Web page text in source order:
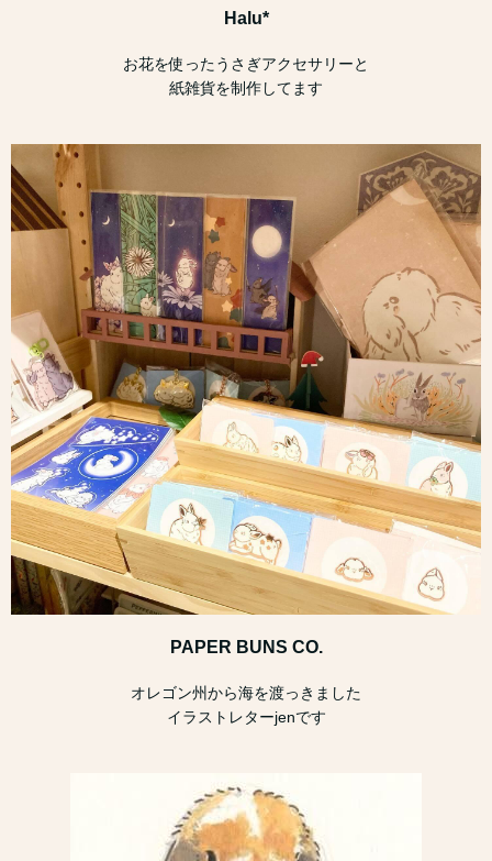
Halu*
お花を使ったうさぎアクセサリーと
紙雑貨を制作してます
PAPER BUNS CO.
オレゴン州から海を渡っきました
イラストレターjenです